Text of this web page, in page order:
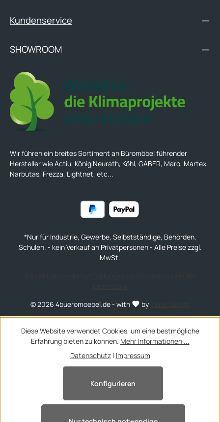
Kundenservice
SHOWROOM
Wir führen ein breites Sortiment an Büromöbel führender
Hersteller wie Actiu, König Neurath, Köhl, GABER, Maro, Martex,
Narbutas, Frezza, Lightnet, etc...
*Nur für Industrie, Gewerbe, Selbstständige, Behörden,
Schulen. - kein Verkauf an Privatpersonen - Alle Preise zzgl.
MwSt.
© 2026 4bueromoebel.de - with by
Diese Website verwendet Cookies, um eine bestmögliche
Erfahrung bieten zu können. Mehr Informationen ...
Datenschutz| Impressum
Konfigurieren